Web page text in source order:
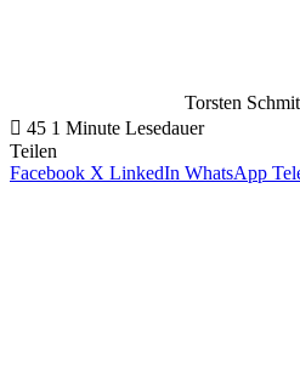
Torsten
45 1 Minute Lesedauer
Teilen
Facebook X LinkedIn WhatsApp